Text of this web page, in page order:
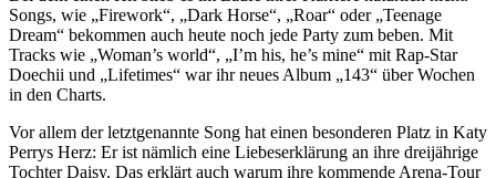
Songs, wie „Firework“, „Dark Horse“, „Roar“ oder „Teenage
Dream“ bekommen auch heute noch jede Party zum beben. Mit
Tracks wie „Woman’s world“, „I’m his, he’s mine“ mit Rap-Star
Doechii und „Lifetimes“ war ihr neues Album „143“ über Wochen
in den Charts.
Vor allem der letztgenannte Song hat einen besonderen Platz in Katy
Perrys Herz: Er ist nämlich eine Liebeserklärung an ihre dreijährige
Tochter Daisy. Das erklärt auch warum ihre kommende Arena-Tour